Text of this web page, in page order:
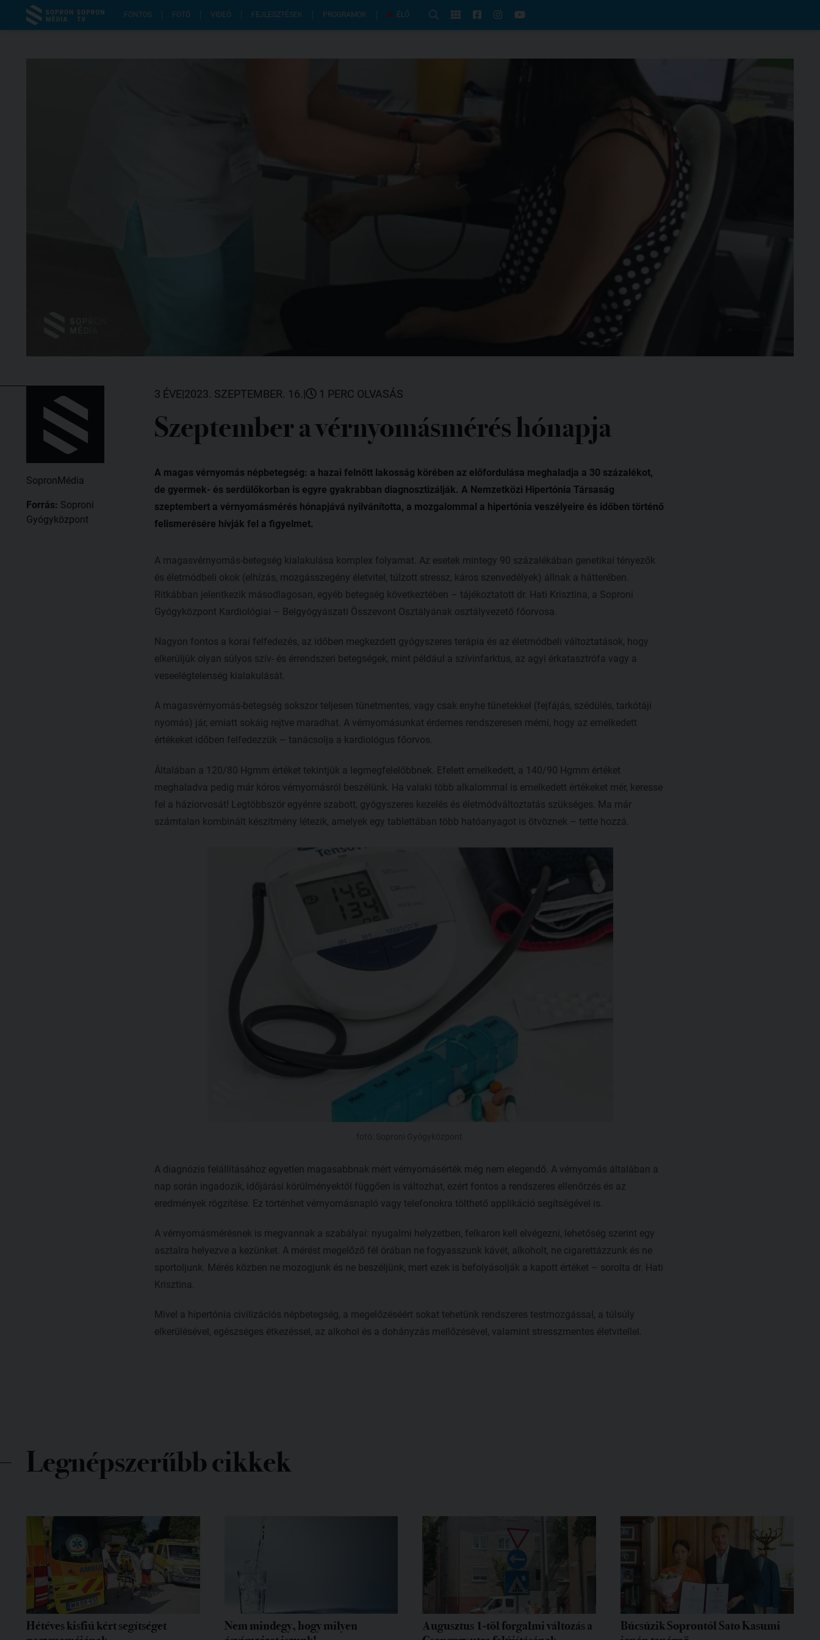
FONTOS FOTÓ VIDEÓ FEJLESZTÉSEK PROGRAMOK ÉLŐ
SopronMédia
Forrás: Soproni
Gyógyközpont
3 ÉVE|2023. SZEPTEMBER. 16.| 1 PERC OLVASÁS
Szeptember a vérnyomásmérés hónapja
A magas vérnyomás népbetegség: a hazai felnőtt lakosság körében az előfordulása meghaladja a 30 százalékot,
de gyermek- és serdülőkorban is egyre gyakrabban diagnosztizálják. A Nemzetközi Hipertónia Társaság
szeptembert a vérnyomásmérés hónapjává nyilvánította, a mozgalommal a hipertónia veszélyeire és időben történő
felismerésére hívják fel a figyelmet.
A magasvérnyomás-betegség kialakulása komplex folyamat. Az esetek mintegy 90 százalékában genetikai tényezők
és életmódbeli okok (elhízás, mozgásszegény életvitel, túlzott stressz, káros szenvedélyek) állnak a hátterében.
Ritkábban jelentkezik másodlagosan, egyéb betegség következtében – tájékoztatott dr. Hati Krisztina, a Soproni
Gyógyközpont Kardiológiai – Belgyógyászati Összevont Osztályának osztályvezető főorvosa.
Nagyon fontos a korai felfedezés, az időben megkezdett gyógyszeres terápia és az életmódbeli változtatások, hogy
elkerüljük olyan súlyos szív- és érrendszeri betegségek, mint például a szívinfarktus, az agyi érkatasztrófa vagy a
veseelégtelenség kialakulását.
A magasvérnyomás-betegség sokszor teljesen tünetmentes, vagy csak enyhe tünetekkel (fejfájás, szédülés, tarkótáji
nyomás) jár, emiatt sokáig rejtve maradhat. A vérnyomásunkat érdemes rendszeresen mérni, hogy az emelkedett
értékeket időben felfedezzük – tanácsolja a kardiológus főorvos.
Általában a 120/80 Hgmm értéket tekintjük a legmegfelelőbbnek. Efelett emelkedett, a 140/90 Hgmm értéket
meghaladva pedig már kóros vérnyomásról beszélünk. Ha valaki több alkalommal is emelkedett értékeket mér, keresse
fel a háziorvosát! Legtöbbször egyénre szabott, gyógyszeres kezelés és életmódváltoztatás szükséges. Ma már
számtalan kombinált készítmény létezik, amelyek egy tablettában több hatóanyagot is ötvöznek – tette hozzá.
A diagnózis felállításához egyetlen magasabbnak mért vérnyomásérték még nem elegendő. A vérnyomás általában a
nap során ingadozik, időjárási körülményektől függően is változhat, ezért fontos a rendszeres ellenőrzés és az
eredmények rögzítése. Ez történhet vérnyomásnapló vagy telefonokra tölthető applikáció segítségével is.
A vérnyomásmérésnek is megvannak a szabályai: nyugalmi helyzetben, felkaron kell elvégezni, lehetőség szerint egy
asztalra helyezve a kezünket. A mérést megelőző fél órában ne fogyasszunk kávét, alkoholt, ne cigarettázzunk és ne
sportoljunk. Mérés közben ne mozogjunk és ne beszéljünk, mert ezek is befolyásolják a kapott értéket – sorolta dr. Hati
Krisztina.
Mivel a hipertónia civilizációs népbetegség, a megelőzéséért sokat tehetünk rendszeres testmozgással, a túlsúly
elkerülésével, egészséges étkezéssel, az alkohol és a dohányzás mellőzésével, valamint stresszmentes életvitellel.
Legnépszerűbb cikkek
Hétéves kisfiú kért segítséget
Nem mindegy, hogy milyen
Augusztus 1-től forgalmi változás a
Búcsúzik Soprontól Sato Kasumi